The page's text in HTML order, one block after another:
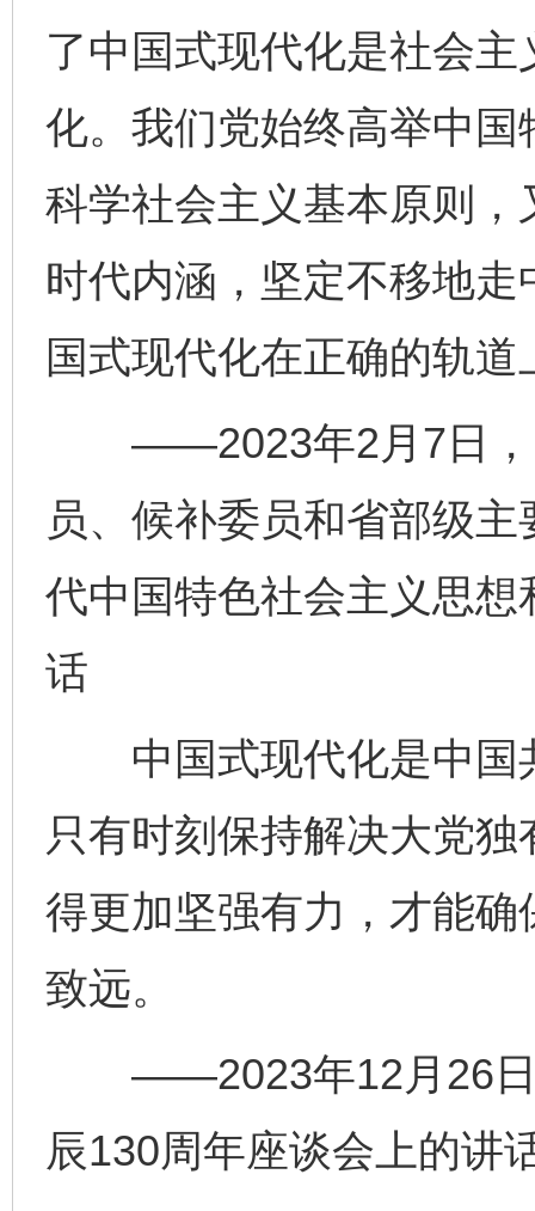
了中国式现代化是社会
化。我们党始终高举中
科学社会主义基本原则
时代内涵，坚定不移地
国式现代化在正确的轨
——2023年2月7日，
员、候补委员和省部级
代中国特色社会主义思
话
中国式现代化是中国
只有时刻保持解决大党
得更加坚强有力，才能
致远。
——2023年12月26日
辰130周年座谈会上的讲